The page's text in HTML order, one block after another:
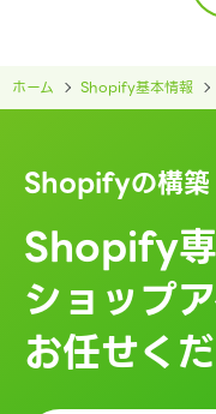
ホーム Shopify基本情報
Shopifyの構築
Shopify
ショップ
お任せく